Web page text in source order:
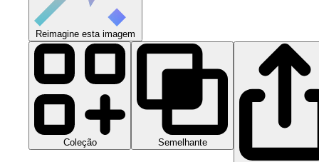
Reimagine esta imagem
Coleção Semelhante